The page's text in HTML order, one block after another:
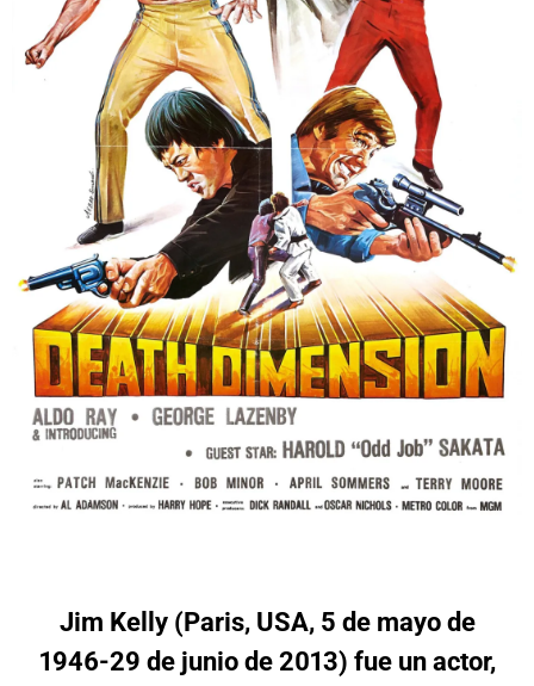
Jim Kelly (Paris, USA, 5 de mayo de
1946-29 de junio de 2013) fue un actor,